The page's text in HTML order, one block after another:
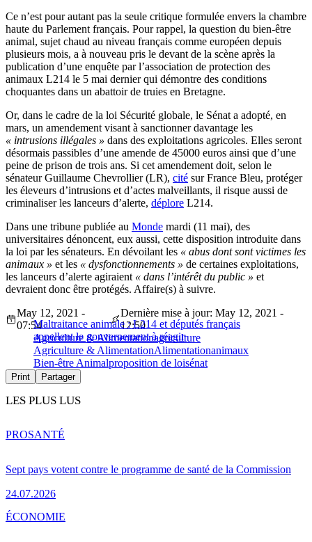
Ce n’est pour autant pas la seule critique formulée envers la chambre
haute du Parlement français. Pour rappel, la question du bien-être
animal, sujet chaud au niveau français comme européen depuis
plusieurs mois, a à nouveau pris le devant de la scène après la
publication d’une enquête par l’association de protection des
animaux L214 le 5 mai dernier qui démontre des conditions
choquantes dans un abattoir de truies en Bretagne.
Or, dans le cadre de la loi Sécurité globale, le Sénat a adopté, en
mars, un amendement visant à sanctionner davantage les
« intrusions illégales » dans des exploitations agricoles. Elles seront
désormais passibles d’une amende de 45000 euros ainsi que d’une
peine de prison de trois ans. Si cet amendement doit, selon le
sénateur Guillaume Chevrollier (LR), cité sur France Bleu, protéger
les éleveurs d’intrusions et d’actes malveillants, il risque aussi de
criminaliser les lanceurs d’alerte, déplore L214.
Dans une tribune publiée au Monde mardi (11 mai), des
universitaires dénoncent, eux aussi, cette disposition introduite dans
la loi par les sénateurs. En dévoilant les « abus dont sont victimes les
animaux » et les « dysfonctionnements » de certaines exploitations,
les lanceurs d’alerte agiraient « dans l’intérêt du public » et
devraient donc être protégés. Affaire(s) à suivre.
Maltraitance animale : L214 et députés français
appellent le gouvernement à réagir
May 12, 2021 -
07:54
Dernière mise à jour: May 12, 2021 -
12:50
Agriculture & Alimentationagriculture
Agriculture & AlimentationAlimentationanimaux
Bien-être Animalproposition de loisénat
Print Partager
LES PLUS LUS
Sept pays votent contre le programme de santé de la Commission
24.07.2026
PROSANTÉ
ÉCONOMIE